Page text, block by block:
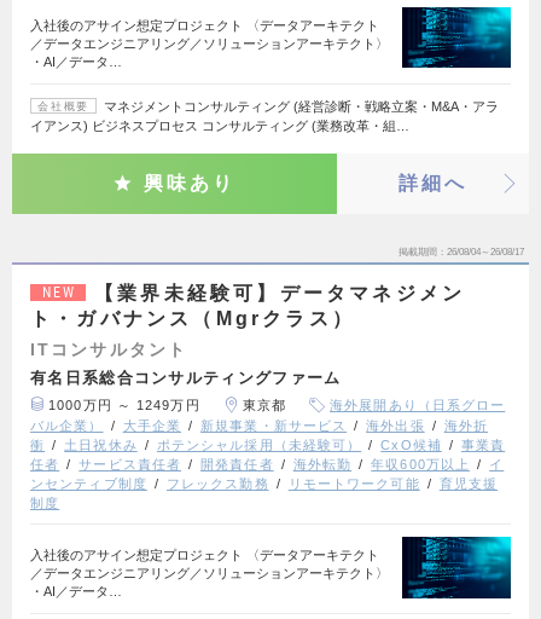
入社後のアサイン想定プロジェクト 〈データアーキテクト
／データエンジニアリング／ソリューションアーキテクト〉
・AI／データ…
会社概要
マネジメントコンサルティング (経営診断・戦略立案・M&A・アラ
イアンス) ビジネスプロセス コンサルティング (業務改革・組…
興味あり 詳細へ
掲載期間 26/08/04～26/08/17
NEW
【業界未経験可】データマネジメン
ト・ガバナンス（Mgrクラス）
ITコンサルタント
有名日系総合コンサルティングファーム
1000万円 ～ 1249万円 東京都
海外展開あり（日系グロー
バル企業）
大手企業 新規事業・新サービス 海外出張
海外折
衝
土日祝休み ポテンシャル採用（未経験可） CxO候補
事業責
任者
サービス責任者 開発責任者 海外転勤 年収600万以上
イ
ンセンティブ制度
フレックス勤務 リモートワーク可能
育児支援
制度
入社後のアサイン想定プロジェクト 〈データアーキテクト
／データエンジニアリング／ソリューションアーキテクト〉
・AI／データ…